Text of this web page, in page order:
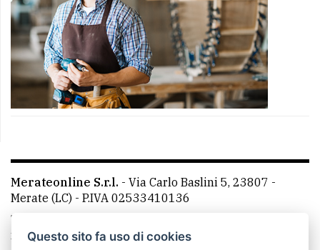
Merateonline S.r.l. - Via Carlo Baslini 5, 23807 -
Merate (LC) - P.IVA 02533410136
Telefono:
mail: redazione@merateonline.it
Questo sito fa uso di cookies